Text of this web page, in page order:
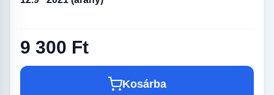
9 300 Ft
Kosárba